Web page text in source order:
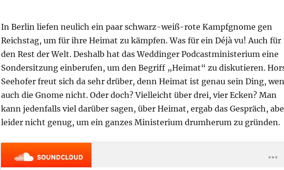
In Berlin liefen neulich ein paar schwarz-weiß-rote Kampfgnome gen
Reichstag, um für ihre Heimat zu kämpfen. Was für ein Déjà vu! Auch für
den Rest der Welt. Deshalb hat das Weddinger Podcastministerium eine
Sondersitzung einberufen, um den Begriff „Heimat“ zu diskutieren.
Seehofer freut sich da sehr drüber, denn Heimat ist genau sein Ding,
auch die Gnome nicht. Oder doch? Vielleicht über drei, vier Ecken? Man
kann jedenfalls viel darüber sagen, über Heimat, ergab das Gespräch,
leider nicht genug, um ein ganzes Ministerium drumherum zu gründen.